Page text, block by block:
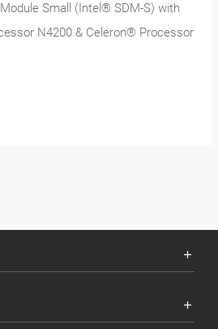
Small (Intel® SDM-S) with
N4200 & Celeron® Processor